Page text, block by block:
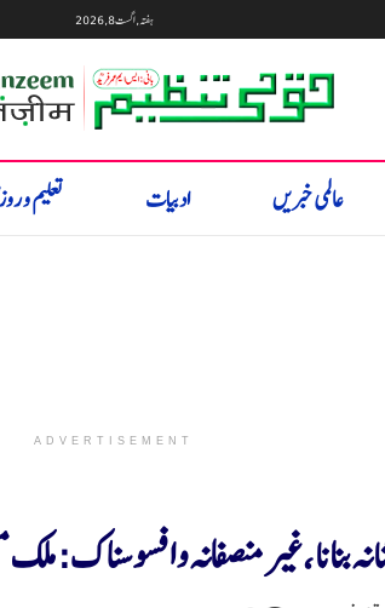
ہفتہ, اگست 8, 2026
عالمی خبریں ادبیات تعلیم و
ADVERTISEMENT
بنانا ،غیر منصفانہ و افسوسناک: